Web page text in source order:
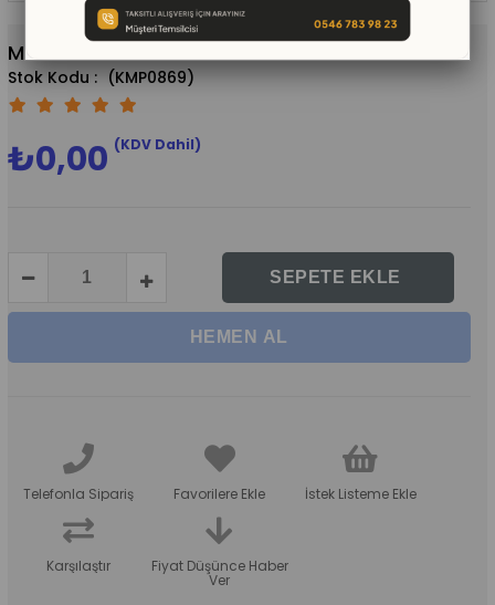
Masal Kalesi Portmnato
(KMP0869)
₺0,00 (KDV Dahil)
Telefonla Sipariş Favorilere Ekle İstek Listeme Ekle
Karşılaştır Fiyat Düşünce Haber
Ver